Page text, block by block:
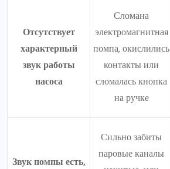
Отсутствует
характерный
звук работы
насоса
Сломана
электромагнитная
помпа, окислились
контакты или
сломалась кнопка
на ручке
Звук помпы есть,
Сильно забиты
паровые каналы